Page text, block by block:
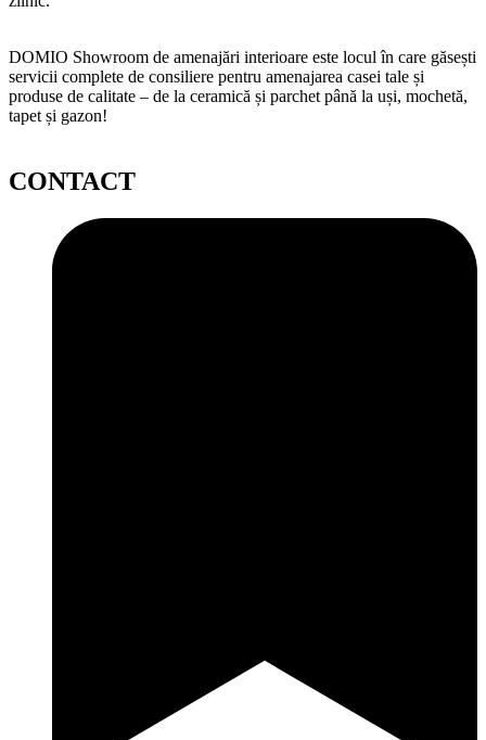
DOMIO Showroom de amenajări interioare este locul în care găsești
servicii complete de consiliere pentru amenajarea casei tale și
produse de calitate – de la ceramică și parchet până la uși, mochetă,
tapet și gazon!
CONTACT